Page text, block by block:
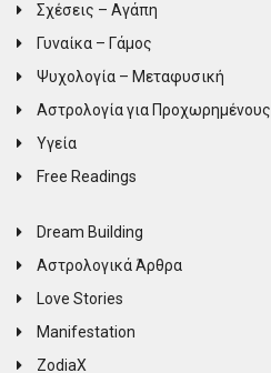
Σχέσεις – Αγάπη
Γυναίκα – Γάμος
Ψυχολογία – Μεταφυσική
Αστρολογία για Προχωρημένους
Υγεία
Free Readings
Dream Building
Αστρολογικά Άρθρα
Love Stories
Manifestation
ZodiaX